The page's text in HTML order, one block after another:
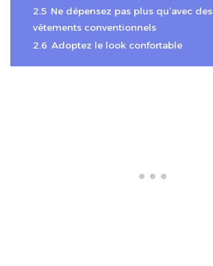
2.5 Ne dépensez pas plus qu’avec des
vêtements conventionnels
2.6 Adoptez le look confortable